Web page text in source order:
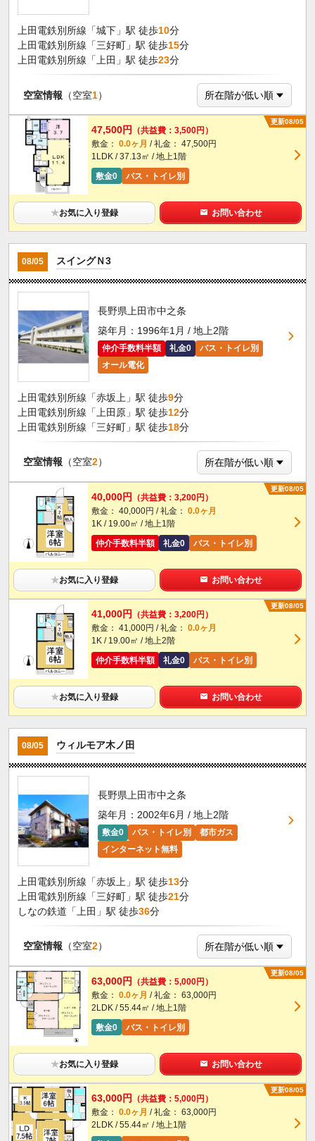
上田電鉄別所線「城下」駅 徒歩10分
上田電鉄別所線「三好町」駅 徒歩15分
上田電鉄別所線「上田」駅 徒歩23分
空室情報 （空室1）
更新08/05
47,500円
（共益費：3,500円）
敷金： 0.0ヶ月 / 礼金： 47,500円
1LDK / 37.13㎡ / 地上1階
敷金0
バス・トイレ別
★お気に入り登録 お問い合わせ
08/05 スイングＮ3
長野県上田市中之条
築年月：1996年1月 / 地上2階
仲介手数料半額 礼金0
バス・トイレ別
オール電化
上田電鉄別所線「赤坂上」駅 徒歩9分
上田電鉄別所線「上田原」駅 徒歩12分
上田電鉄別所線「三好町」駅 徒歩18分
空室情報 （空室2）
更新08/05
40,000円
（共益費：3,200円）
敷金： 40,000円 / 礼金： 0.0ヶ月
1K / 19.00㎡ / 地上1階
仲介手数料半額
礼金0 バス・トイレ別
★お気に入り登録 お問い合わせ
更新08/05
41,000円
（共益費：3,200円）
敷金： 41,000円 / 礼金： 0.0ヶ月
1K / 19.00㎡ / 地上2階
仲介手数料半額
礼金0 バス・トイレ別
★お気に入り登録 お問い合わせ
08/05 ウィルモア木ノ田
長野県上田市中之条
築年月：2002年6月 / 地上2階
敷金0 バス・トイレ別
都市ガス
インターネット無料
上田電鉄別所線「赤坂上」駅 徒歩13分
上田電鉄別所線「三好町」駅 徒歩21分
しなの鉄道「上田」駅 徒歩36分
空室情報 （空室2）
更新08/05
63,000円
（共益費：5,000円）
敷金： 0.0ヶ月 / 礼金： 63,000円
2LDK / 55.44㎡ / 地上1階
敷金0
バス・トイレ別
★お気に入り登録 お問い合わせ
更新08/05
63,000円
（共益費：5,000円）
敷金： 0.0ヶ月 / 礼金： 63,000円
2LDK / 55.44㎡ / 地上1階